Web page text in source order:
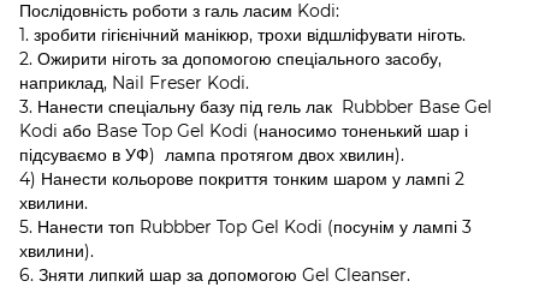
Послідовність роботи з галь ласим Kodi:
1. зробити гігієнічний манікюр, трохи відшліфувати ніготь.
2. Ожирити ніготь за допомогою спеціального засобу,
наприклад, Nail Freser Kodi.
3. Нанести спеціальну базу під гель лак Rubbber Base Gel
Kodi або Base Top Gel Kodi (наносимо тоненький шар і
підсуваємо в УФ) лампа протягом двох хвилин).
4) Нанести кольорове покриття тонким шаром у лампі 2
хвилини.
5. Нанести топ Rubbber Top Gel Kodi (посунім у лампі 3
хвилини).
6. Зняти липкий шар за допомогою Gel Cleanser.